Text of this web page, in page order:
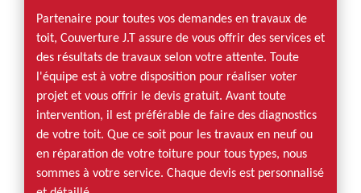
Partenaire pour toutes vos demandes en travaux de
toit, Couverture J.T assure de vous offrir des services et
des résultats de travaux selon votre attente. Toute
l'équipe est à votre disposition pour réaliser voter
projet et vous offrir le devis gratuit. Avant toute
intervention, il est préférable de faire des diagnostics
de votre toit. Que ce soit pour les travaux en neuf ou
en réparation de votre toiture pour tous types, nous
sommes à votre service. Chaque devis est personnalisé